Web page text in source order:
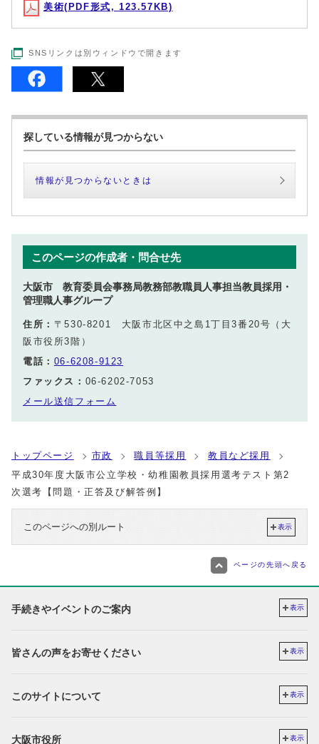
美術(PDF形式, 123.57KB)
SNSリンクは別ウィンドウで開きます
探している情報が見つからない
情報が見つからないときは
このページの作成者・問合せ先
大阪市 教育委員会事務局教務部教職員人事担当教員採用・
管理職人事グループ
住所： 〒530-8201 大阪市北区中之島1丁目3番20号（大
阪市役所3階）
電話： 06-6208-9123
ファックス： 06-6202-7053
メール送信フォーム
トップページ 市政 職員等採用
教員など採用
平成30年度大阪市公立学校・幼稚園教員採用選考テスト第2
次選考【問題・正答及び解答例】
このページへの別ルート 表示
ページの先頭へ戻る
手続きやイベントのご案内 表示
皆さんの声をお寄せください 表示
このサイトについて 表示
大阪市役所 表示